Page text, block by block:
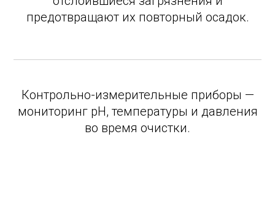
предотвращают их повторный осадок.
Контрольно-измерительные приборы —
мониторинг pH, температуры и давления
во время очистки.